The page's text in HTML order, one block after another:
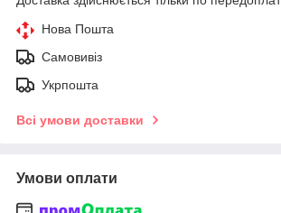
Нова Пошта
Самовивіз
Укрпошта
Всі умови доставки
Умови оплати